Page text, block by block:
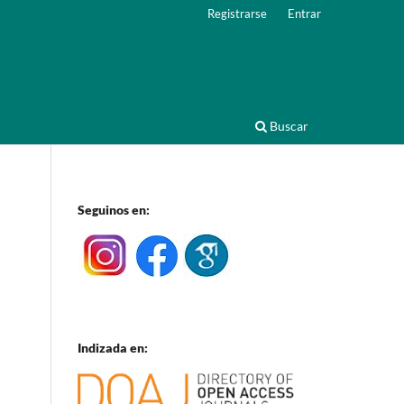
Buscar
Registrarse Entrar
Seguinos en:
Indizada en: